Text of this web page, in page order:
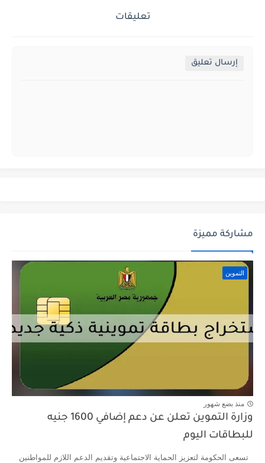
تعليقات
إرسال تعليق
مشاركة مميزة
التموين
منذ بضع شهور
وزارة التموين تعلن عن دعم إضافي 1600 جنيه
للبطاقات اليوم
تسعى الحكومة لتعزيز الحماية الاجتماعية وتقديم الدعم اللازم للمواطنين